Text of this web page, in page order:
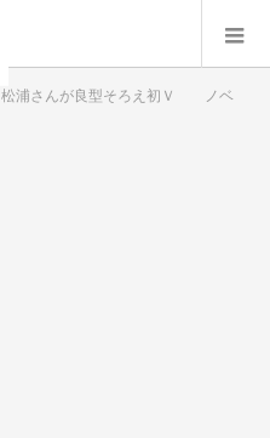
松浦さんが良型そろえ初Ｖ ノベ